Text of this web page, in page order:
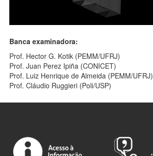
Banca examinadora:
Prof. Hector G. Kotik (PEMM/UFRJ)
Prof. Juan Perez Ipiña (CONICET)
Prof. Luiz Henrique de Almeida (PEMM/UFRJ)
Prof. Cláudio Ruggieri (Poli/USP)